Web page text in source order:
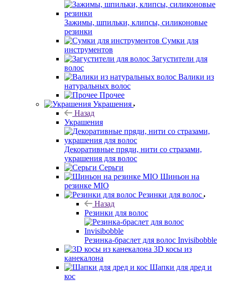
Зажимы, шпильки, клипсы, силиконовые
резинки
Сумки для
инструментов
Загустители для
волос
Валики из
натуральных волос
Прочее
Украшения
Назад
Украшения
Декоративные пряди, нити со стразами,
украшения для волос
Серьги
Шиньон на
резинке MIO
Резинки для волос
Назад
Резинки для волос
Резинка-браслет для волос Invisibobble
3D косы из
канекалона
Шапки для дред и
кос